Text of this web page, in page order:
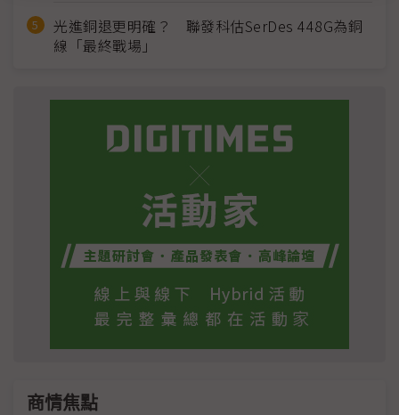
光進銅退更明確？ 聯發科估SerDes 448G為銅
線「最終戰場」
商情焦點